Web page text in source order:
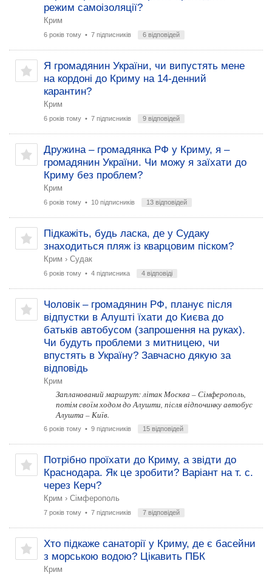
режим самоізоляції?
Крим
6 років тому • 7 підписників 6 відповідей
Я громадянин України, чи випустять мене
на кордоні до Криму на 14-денний
карантин?
Крим
6 років тому • 7 підписників 9 відповідей
Дружина – громадянка РФ у Криму, я –
громадянин України. Чи можу я заїхати до
Криму без проблем?
Крим
6 років тому • 10 підписників 13 відповідей
Підкажіть, будь ласка, де у Судаку
знаходиться пляж із кварцовим піском?
Крим › Судак
6 років тому • 4 підписника 4 відповіді
Чоловік – громадянин РФ, планує після
відпустки в Алушті їхати до Києва до
батьків автобусом (запрошення на руках).
Чи будуть проблеми з митницею, чи
впустять в Україну? Завчасно дякую за
відповідь
Крим
Запланований маршрут: літак Москва – Сімферополь,
потім своїм ходом до Алушти, після відпочинку автобус
Алушта – Київ.
6 років тому • 9 підписників 15 відповідей
Потрібно проїхати до Криму, а звідти до
Краснодара. Як це зробити? Варіант на т. с.
через Керч?
Крим › Сімферополь
7 років тому • 7 підписників 7 відповідей
Хто підкаже санаторії у Криму, де є басейни
з морською водою? Цікавить ПБК
Крим